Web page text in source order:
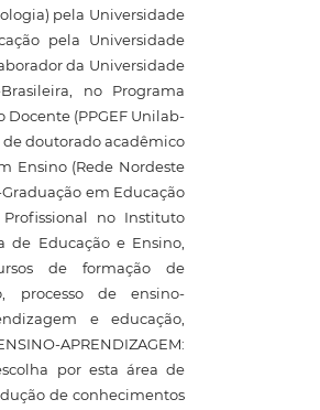
pela Universidade
pela Universidade
da Universidade
no Programa
Docente (PPGEF Unilab-
de doutorado acadêmico
Ensino (Rede Nordeste
em Educação
no Instituto
de Educação e Ensino,
de formação de
processo de ensino-
e educação,
APRENDIZAGEM:
por esta área de
de conhecimentos